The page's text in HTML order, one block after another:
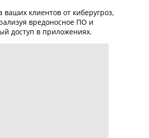
ваших клиентов от киберугроз,
вредоносное ПО и
доступ в приложениях.